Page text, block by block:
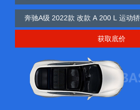
获取底价